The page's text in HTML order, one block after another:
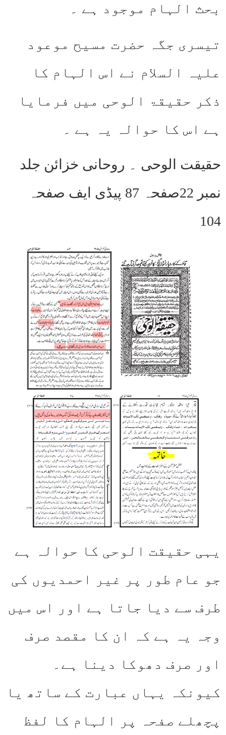
بحث الہام موجود ہے ۔
تیسری جگہ حضرت مسیح موعود
علیہ السلام نے اس الہام کا
ذکر حقیقۃ الوحی میں فرمایا
ہے اس کا حوالہ یہ ہے ۔
حقیقت الوحی ۔ روحانی خزائن جلد
نمبر 22صفحہ 87 پیڈی ایف صفحہ
104
یہی حقیقت الوحی کا حوالہ ہے
جو عام طور پر غیر احمدیوں کی
طرف سے دیا جاتا ہے اور اس میں
وجہ یہ ہے کہ ان کا مقصد صرف
اور صرف دھوکا دینا ہے۔
کیونکہ یہاں عبارت کے ساتھ یا
پچھلے صفحہ پر الہام کا لفظ